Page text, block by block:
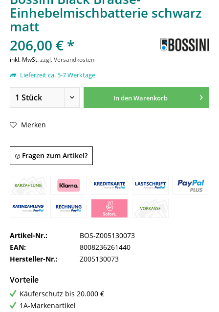
Einhebelmischbatterie schwarz
matt
206,00 € *
inkl. MwSt.zzgl. Versandkosten
Lieferzeit ca. 5-7 Werktage
In denWarenkorb
Merken
Fragen zum Artikel?
Artikel-Nr.:
BOS-Z005130073
EAN:
8008236261440
Hersteller-Nr.:
Z005130073
Vorteile
Käuferschutz bis 20.000 €
1A-Markenartikel